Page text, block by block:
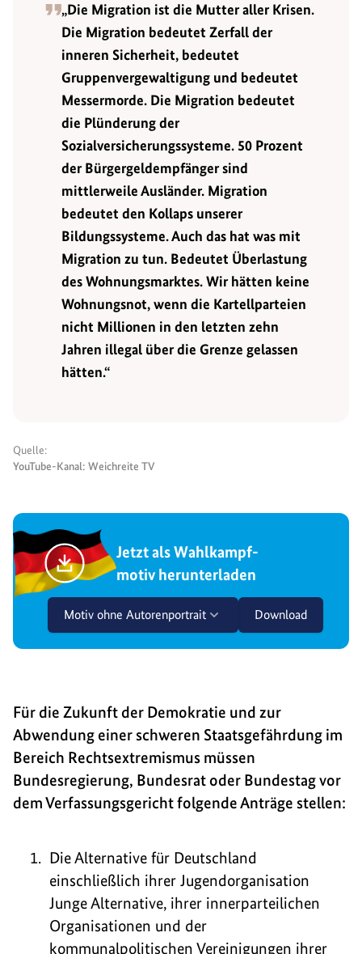
„Die Migration ist die Mutter aller Krisen.
Die Migration bedeutet Zerfall der
inneren Sicherheit, bedeutet
Gruppenvergewaltigung und bedeutet
Messermorde. Die Migration bedeutet
die Plünderung der
Sozialversicherungssysteme. 50 Prozent
der Bürgergeldempfänger sind
mittlerweile Ausländer. Migration
bedeutet den Kollaps unserer
Bildungssysteme. Auch das hat was mit
Migration zu tun. Bedeutet Überlastung
des Wohnungsmarktes. Wir hätten keine
Wohnungsnot, wenn die Kartellparteien
nicht Millionen in den letzten zehn
Jahren illegal über die Grenze gelassen
hätten.“
Quelle:
YouTube-Kanal: Weichreite TV
Jetzt als Wahlkampf-
motiv herunterladen
Motiv ohne Autorenportrait Download
Für die Zukunft der Demokratie und zur
Abwendung einer schweren Staatsgefährdung im
Bereich Rechtsextremismus müssen
Bundesregierung, Bundesrat oder Bundestag vor
dem Verfassungsgericht folgende Anträge stellen:
Die Alternative für Deutschland
einschließlich ihrer Jugendorganisation
Junge Alternative, ihrer innerparteilichen
Organisationen und der
kommunalpolitischen Vereinigungen ihrer